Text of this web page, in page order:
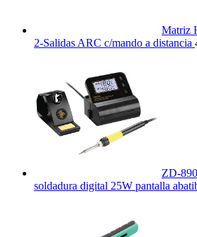
Matriz
2-Salidas ARC c/mando a distancia
ZD-
soldadura digital 25W pantalla